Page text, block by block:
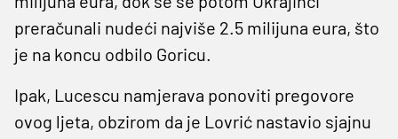
preračunali nudeći najviše 2.5 milijuna eura, što
je na koncu odbilo Goricu.
Ipak, Lucescu namjerava ponoviti pregovore
ovog ljeta, obzirom da je Lovrić nastavio sjajnu